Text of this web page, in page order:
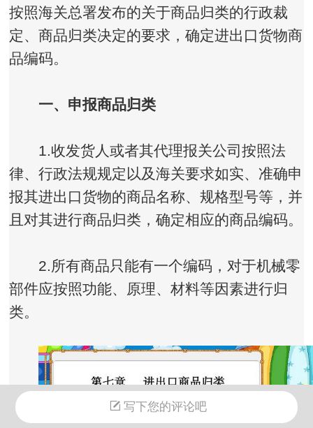
按照海关总署发布的关于商品归类的行政裁
定、商品归类决定的要求，确定进出口货物商
品编码。
一、申报商品归类
1.收发货人或者其代理报关公司按照法
律、行政法规规定以及海关要求如实、准确申
报其进出口货物的商品名称、规格型号等，并
且对其进行商品归类，确定相应的商品编码。
2.所有商品只能有一个编码，对于机械零
部件应按照功能、原理、材料等因素进行归
类。
写下您的评论吧